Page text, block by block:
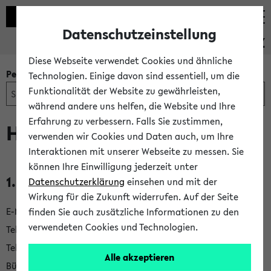
PEVZ
Personen- und Einrichtungssuche
Herr Paul Schneider
K
o
n
t
1. Fakultät für Mathematik
E-Mail
pschneid@math.uni-bielefeld.de
Telefon
+49 521 106-5047
Telefon Sekretariat +49 521 106-4775−Sekretariat zeigen
Büro
UHG V4-216−
Datenschutzeinstellung
Diese Webseite verwendet Cookies und ähnliche
Technologien. Einige davon sind essentiell, um die
Funktionalität der Website zu gewährleisten,
während andere uns helfen, die Website und Ihre
Erfahrung zu verbessern. Falls Sie zustimmen,
verwenden wir Cookies und Daten auch, um Ihre
Interaktionen mit unserer Webseite zu messen. Sie
können Ihre Einwilligung jederzeit unter
Datenschutzerklärung einsehen und mit der
Wirkung für die Zukunft widerrufen. Auf der Seite
finden Sie auch zusätzliche Informationen zu den
verwendeten Cookies und Technologien.
Alle akzeptieren